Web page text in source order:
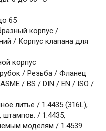
65
корпус /
/ Корпус клапана для
корпус
/ Резьба / Фланец
/ BS / DIN / EN / ISO /
литье / 1.4435 (316L),
штампов. / 1.4435,
моделям / 1.4539